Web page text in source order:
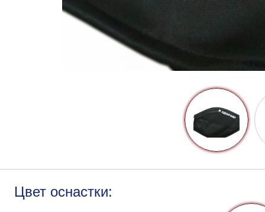
Цвет оснастки: